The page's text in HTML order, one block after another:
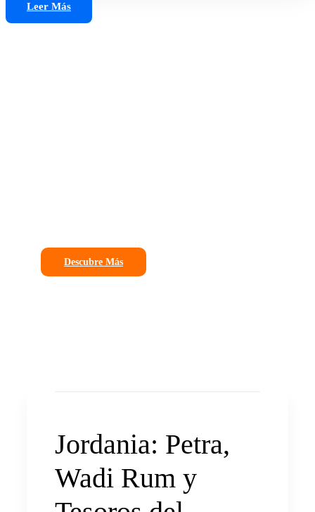
Leer Más
Descubre Más
Jordania: Petra,
Wadi Rum y